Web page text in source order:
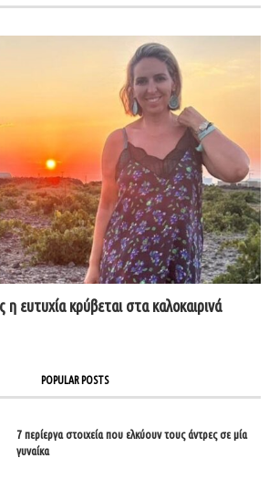
ευτυχία κρύβεται στα καλοκαιρινά
POPULAR POSTS
7 περίεργα στοιχεία που ελκύουν τους άντρες σε μία
γυναίκα